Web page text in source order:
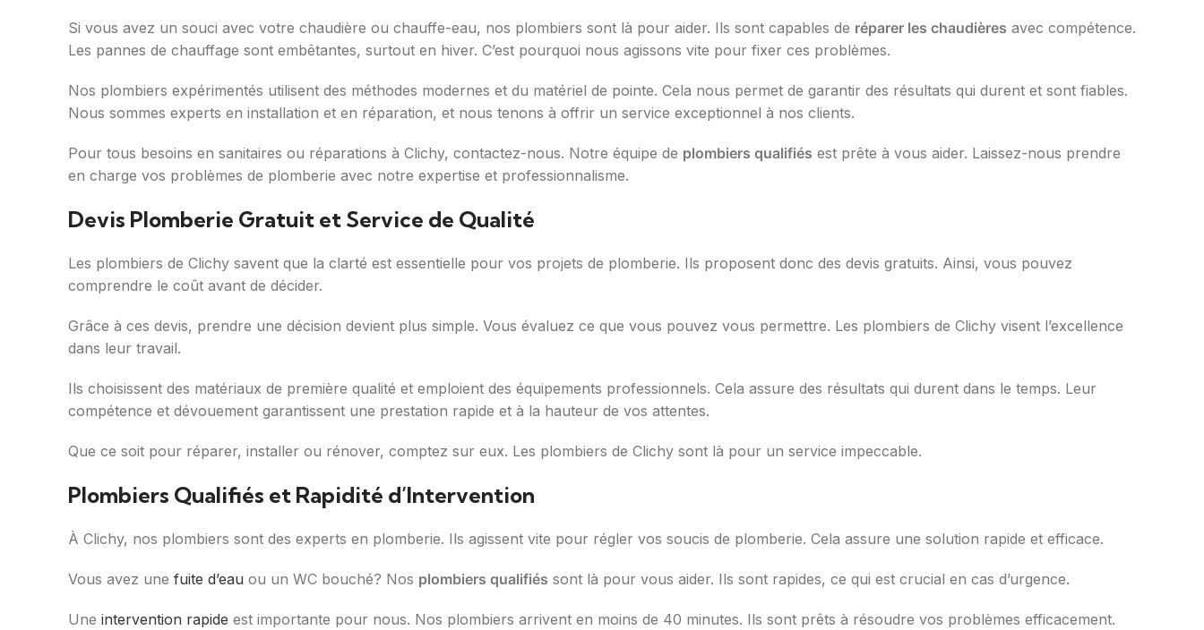
Si vous avez un souci avec votre chaudière ou chauffe-eau, nos plombiers sont là pour aider. Ils sont capables de réparer les chaudières avec compétence.
Les pannes de chauffage sont embêtantes, surtout en hiver. C’est pourquoi nous agissons vite pour fixer ces problèmes.
Nos plombiers expérimentés utilisent des méthodes modernes et du matériel de pointe. Cela nous permet de garantir des résultats qui durent et sont fiables.
Nous sommes experts en installation et en réparation, et nous tenons à offrir un service exceptionnel à nos clients.
Pour tous besoins en sanitaires ou réparations à Clichy, contactez-nous. Notre équipe de plombiers qualifiés est prête à vous aider. Laissez-nous prendre
en charge vos problèmes de plomberie avec notre expertise et professionnalisme.
Devis Plomberie Gratuit et Service de Qualité
Les plombiers de Clichy savent que la clarté est essentielle pour vos projets de plomberie. Ils proposent donc des devis gratuits. Ainsi, vous pouvez
comprendre le coût avant de décider.
Grâce à ces devis, prendre une décision devient plus simple. Vous évaluez ce que vous pouvez vous permettre. Les plombiers de Clichy visent l’excellence
dans leur travail.
Ils choisissent des matériaux de première qualité et emploient des équipements professionnels. Cela assure des résultats qui durent dans le temps. Leur
compétence et dévouement garantissent une prestation rapide et à la hauteur de vos attentes.
Que ce soit pour réparer, installer ou rénover, comptez sur eux. Les plombiers de Clichy sont là pour un service impeccable.
Plombiers Qualifiés et Rapidité d’Intervention
À Clichy, nos plombiers sont des experts en plomberie. Ils agissent vite pour régler vos soucis de plomberie. Cela assure une solution rapide et efficace.
Vous avez une fuite d’eau ou un WC bouché? Nos plombiers qualifiés sont là pour vous aider. Ils sont rapides, ce qui est crucial en cas d’urgence.
Une intervention rapide est importante pour nous. Nos plombiers arrivent en moins de 40 minutes. Ils sont prêts à résoudre vos problèmes efficacement.